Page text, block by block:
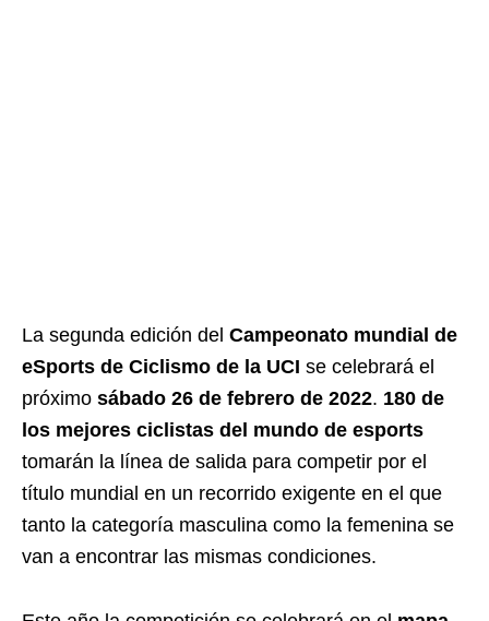
La segunda edición del Campeonato mundial de
eSports de Ciclismo de la UCI se celebrará el
próximo sábado 26 de febrero de 2022. 180 de
los mejores ciclistas del mundo de esports
tomarán la línea de salida para competir por el
título mundial en un recorrido exigente en el que
tanto la categoría masculina como la femenina se
van a encontrar las mismas condiciones.